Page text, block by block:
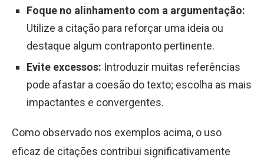
Foque no alinhamento com a argumentação:
Utilize a citação para reforçar uma ideia ou
destaque algum contraponto pertinente.
Evite excessos: Introduzir muitas referências
pode afastar a coesão do texto; escolha as mais
impactantes e convergentes.
Como observado nos exemplos acima, o uso
eficaz de citações contribui significativamente